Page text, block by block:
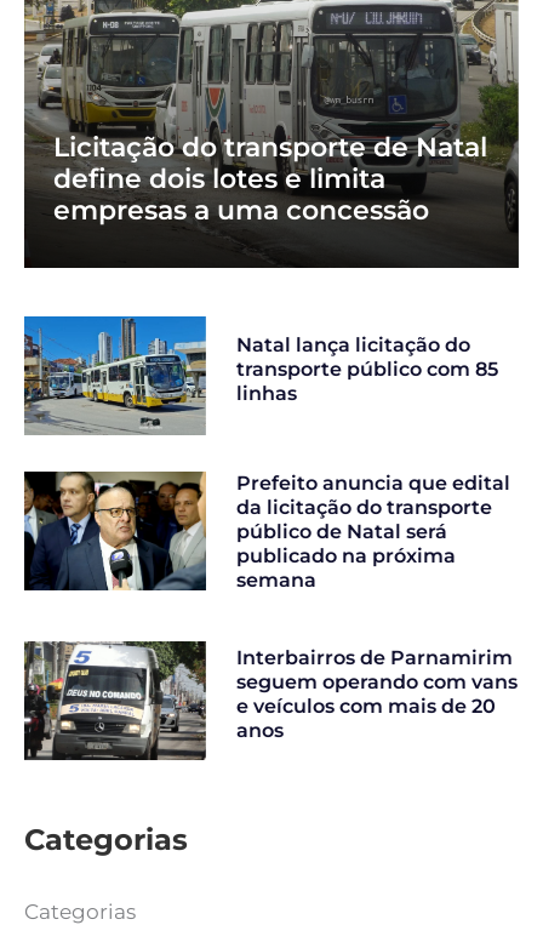
Licitação do transporte de Natal
define dois lotes e limita
empresas a uma concessão
Natal lança licitação do
transporte público com 85
linhas
Prefeito anuncia que edital
da licitação do transporte
público de Natal será
publicado na próxima
semana
Interbairros de Parnamirim
seguem operando com vans
e veículos com mais de 20
anos
Categorias
Categorias